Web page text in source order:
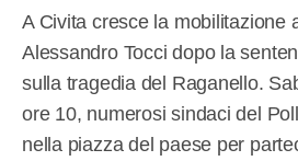
A Civita cresce la mobilitazione
Alessandro Tocci dopo la
sulla tragedia del Raganello.
ore 10, numerosi sindaci del
nella piazza del paese per